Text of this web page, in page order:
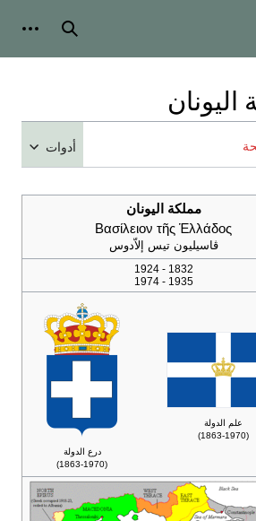
بحث
اليونان
أدوات
مملكة اليونان
Βασίλειον τῆς Ἑλλάδος
ڤاسيليون تيس إلاّدوس
1832 - 1924
1935 - 1974
علم الدولة
(1863-1970)
درع الدولة
(1863-1970)